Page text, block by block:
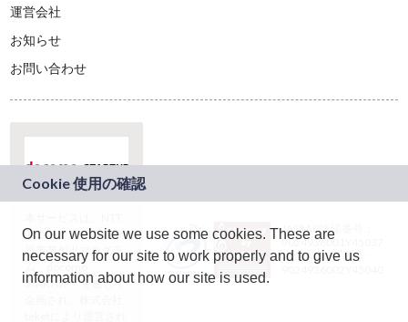
運営会社
お知らせ
お問い合わせ
ドコモグループの新
規事業創出プログラ
ム「docomo
STARTUP」を通じて
JASRAC許諾番号：
9024936001Y45037
JASRAC許諾番号：
On our website we use some cookies. These are
necessary for our site to work properly and to give us
information about how our site is used.